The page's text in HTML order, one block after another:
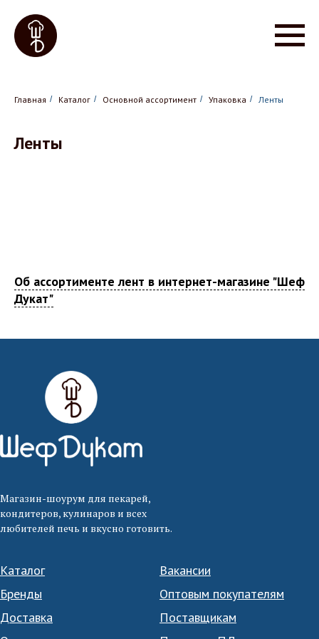
Главная / Каталог / Основной ассортимент / Упаковка / Ленты
Ленты
Об ассортименте лент в интернет-магазине "Шеф
Дукат"
Магазин-шоурум для пекарей,
кондитеров, кулинаров и всех
любителей печь и вкусно готовить.
Каталог
Бренды
Доставка
Вакансии
Оптовым покупателям
Поставщикам